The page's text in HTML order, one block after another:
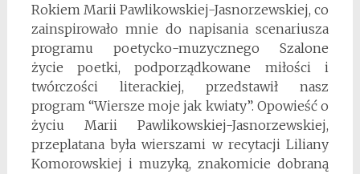
Rokiem Marii Pawlikowskiej-Jasnorzewskiej, co
zainspirowało mnie do napisania scenariusza
programu poetycko-muzycznego Szalone
życie poetki, podporządkowane miłości i
twórczości literackiej, przedstawił nasz
program “Wiersze moje jak kwiaty”. Opowieść o
życiu Marii Pawlikowskiej-Jasnorzewskiej,
przeplatana była wierszami w recytacji Liliany
Komorowskiej i muzyką, znakomicie dobraną